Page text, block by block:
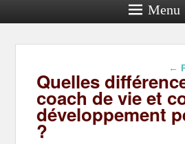
Menu
←
Quelles
coach de vie et
développement
?